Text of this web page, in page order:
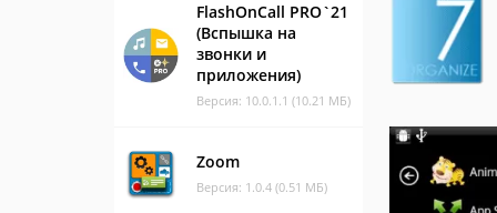
FlashOnCall PRO`21
(Вспышка на
звонки и
приложения)
Версия: 10.0.1.1 (10.21 МБ)
Zoom
Версия: 1.0.4 (0.51 МБ)